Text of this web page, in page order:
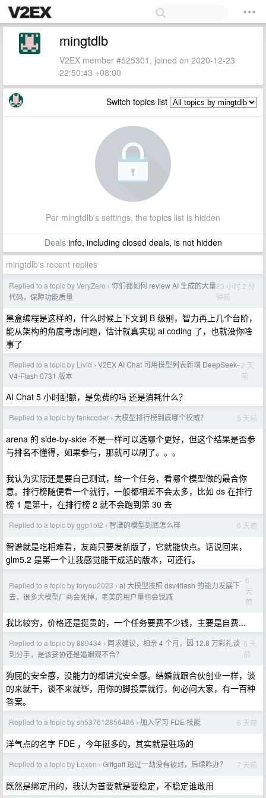
mingtdlb
V2EX member #525301, joined on 2020-12-23
22:50:43 +08:00
Switch topics list
Per mingtdlb's settings, the topics list is hidden
Dealsinfo, including closed deals, is not hidden
mingtdlb's recent replies
Replied to a topic by VeryZero › 你们都如何 review AI 生成的大量
代码，保障功能质量
23 小时 2 分
钟前
黑盒编程是这样的，什么时候上下文到 B 级别，智力再上几个台阶，
能从架构的角度考虑问题，估计就真实现 ai coding 了，也就没你啥
事了
Replied to a topic by Livid › V2EX AI Chat 可用模型列表新增 DeepSeek-
V4-Flash 0731 版本
2 天
前
AI Chat 5 小时配额，是免费的吗 还是消耗什么？
Replied to a topic by fankcoder › 大模型排行榜到底哪个权威？ 5 天前
arena 的 side-by-side 不是一样可以选哪个更好，但这个结果是否参
与排名不懂得，如果参与，那就可以刷了。。。
我认为实际还是要自己测试，给一个任务，看哪个模型做的最合你
意。排行榜随便看一个就行，一般都相差不会太多，比如 ds 在排行
榜 1 是第十，在排行榜 2 就不会跑到第 30 去
Replied to a topic by ggp1ot2 › 智谱的模型到底怎么样 6 天前
智谱就是吃相难看，友商只要发新版了，它就能快点。话说回来，
glm5.2 是第一个让我感觉能干成活的版本，可还行。
Replied to a topic by foryou2023 › ai 大模型按照 dsv4flash 的能力发展下
去，很多大模型厂商会死掉，老美的用户量也会锐减
6
天
前
我比较穷，价格还是挺贵的，一个任务要费不少钱，主要是自费...
Replied to a topic by 889434 › 同求建议，相亲 4 个月，因 12.8 万彩礼谈
到分手，是该妥协还是婚姻观不合？
6 天
前
狗屁的安全感，没能力的都讲究安全感。结婚就跟合伙创业一样，谈
的来就干，谈不来就👋，用你的脚投票就行，何必问大家，有一百种
答案。
Replied to a topic by sh537612856486 › 加入学习 FDE 技能 6 天前
洋气点的名字 FDE ，今年挺多的，其实就是驻场的
Replied to a topic by Loxon › Giffgaff 逃过一劫没有被封，后续咋办？ 7 天前
既然是绑定用的，我认为首要就是要稳定，不稳定谁敢用